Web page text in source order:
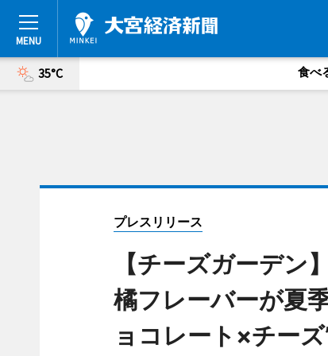
35°C 食べ
プレスリリース
【チーズガーデン
橘フレーバーが夏
ョコレート×チー